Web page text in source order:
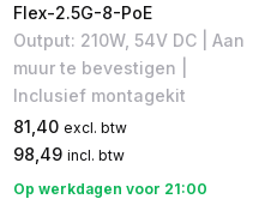
Flex-2.5G-8-PoE
Output: 210W, 54V DC | Aan
muur te bevestigen |
Inclusief montagekit
81,40 excl. btw
98,49 incl. btw
Op werkdagen voor 21:00